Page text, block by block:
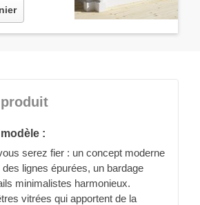
:
serez fier : un concept moderne
lignes épurées, un bardage
minimalistes harmonieux.
vitrées qui apportent de la